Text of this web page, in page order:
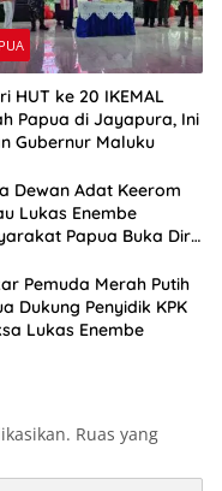
HUT ke 20 IKEMAL
Papua di Jayapura, Ini
Gubernur Maluku
Dewan Adat Keerom
Lukas Enembe
Papua Buka Diri
Pemuda Merah Putih
Dukung Penyidik KPK
Lukas Enembe
Ruas yang